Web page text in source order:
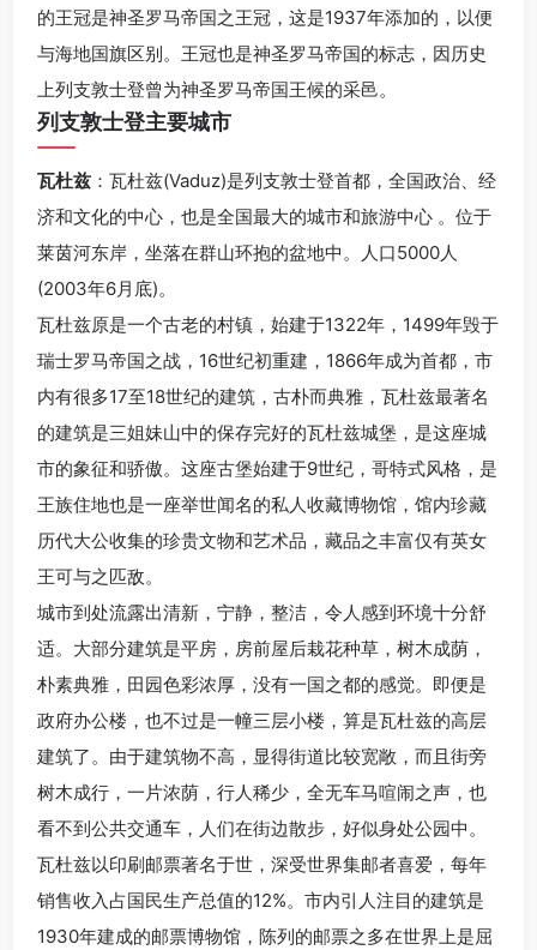
的王冠是神圣罗马帝国之王冠，这是1937年添加的，以便
与海地国旗区别。王冠也是神圣罗马帝国的标志，因历史
上列支敦士登曾为神圣罗马帝国王候的采邑。
列支敦士登主要城市
瓦杜兹 ：瓦杜兹(Vaduz)是列支敦士登首都，全国政治、经
济和文化的中心，也是全国最大的城市和旅游中心 。位于
莱茵河东岸，坐落在群山环抱的盆地中。人口5000人
(2003年6月底)。
瓦杜兹原是一个古老的村镇，始建于1322年，1499年毁于
瑞士罗马帝国之战，16世纪初重建，1866年成为首都，市
内有很多17至18世纪的建筑，古朴而典雅，瓦杜兹最著名
的建筑是三姐妹山中的保存完好的瓦杜兹城堡，是这座城
市的象征和骄傲。这座古堡始建于9世纪，哥特式风格，是
王族住地也是一座举世闻名的私人收藏博物馆，馆内珍藏
历代大公收集的珍贵文物和艺术品，藏品之丰富仅有英女
王可与之匹敌。
城市到处流露出清新，宁静，整洁，令人感到环境十分舒
适。大部分建筑是平房，房前屋后栽花种草，树木成荫，
朴素典雅，田园色彩浓厚，没有一国之都的感觉。即便是
政府办公楼，也不过是一幢三层小楼，算是瓦杜兹的高层
建筑了。由于建筑物不高，显得街道比较宽敞，而且街旁
树木成行，一片浓荫，行人稀少，全无车马喧闹之声，也
看不到公共交通车，人们在街边散步，好似身处公园中。
瓦杜兹以印刷邮票著名于世，深受世界集邮者喜爱，每年
销售收入占国民生产总值的12%。市内引人注目的建筑是
1930年建成的邮票博物馆，陈列的邮票之多在世界上是屈